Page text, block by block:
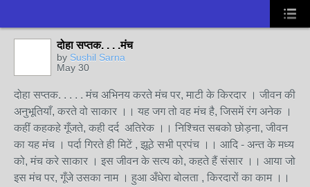
दोहा सप्तक. . . .मंच
by Sushil Sarna
May 30
दोहा सप्तक. . . . . मंच अभिनय करते मंच पर, माटी के किरदार । जीवन की
अनुभूतियाँ, करते वो साकार ।। यह जग तो वह मंच है, जिसमें रंग अनेक ।
कहीं कहकहे गूँजते, कही दर्द अतिरेक ।। निश्चित सबको छोड़ना, जीवन
का यह मंच । पर्दा गिरते ही मिटें , झूठे सभी प्रपंच ।। आदि - अन्त के मध्य
को, मंच करे साकार । इस जीवन के सत्य को, कहते हैं संसार ।। आया जो
इस मंच पर, गूँजे उसका नाम । हुआ अँधेरा बोलता , किरदारों का काम ।।